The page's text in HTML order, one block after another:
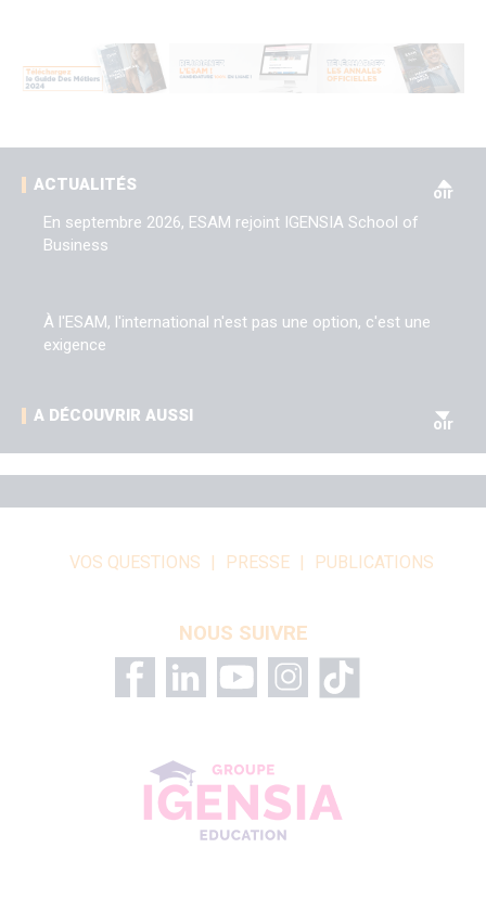
ACTUALITÉS
oir
En septembre 2026, ESAM rejoint IGENSIA School of
Business
À l'ESAM, l'international n'est pas une option, c'est une
exigence
A DÉCOUVRIR AUSSI
oir
VOS QUESTIONS PRESSE PUBLICATIONS
NOUS SUIVRE